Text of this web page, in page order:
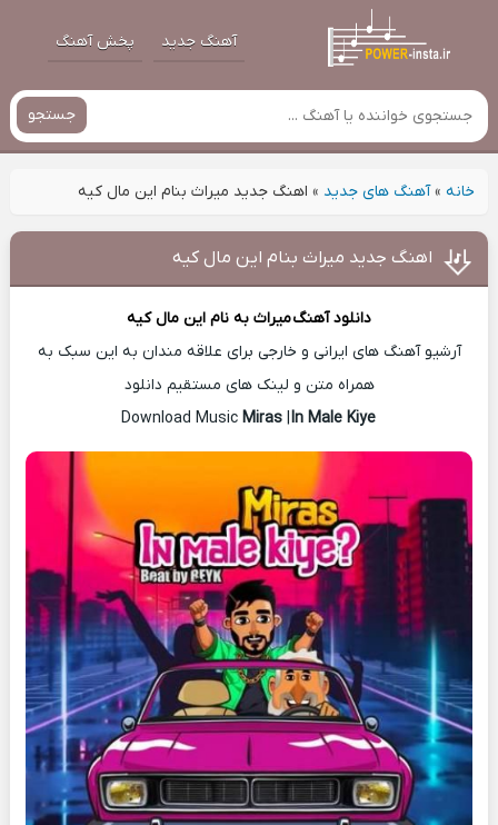
آهنگ جدید پخش آهنگ
جستجو
خانه»آهنگ های جدید » اهنگ جدید میراث بنام این مال کیه
اهنگ جدید میراث بنام این مال کیه
دانلود آهنگمیراث به نام این مال کیه
آرشیو آهنگ های ایرانی و خارجی برای علاقه مندان به این سبک به
همراه متن و لینک های مستقیم دانلود
Miras |In Male Kiye